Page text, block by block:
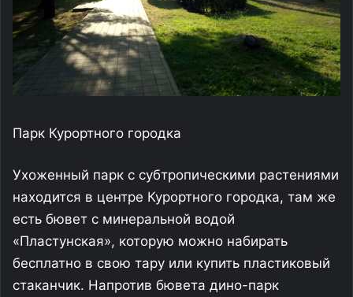
Парк Курортного городка
Ухоженный парк с субтропическими растениями
находится в центре Курортного городка, там же
есть бювет с минеральной водой
«Пластунская», которую можно набирать
бесплатно в свою тару или купить пластиковый
стаканчик. Напротив бювета дино-парк